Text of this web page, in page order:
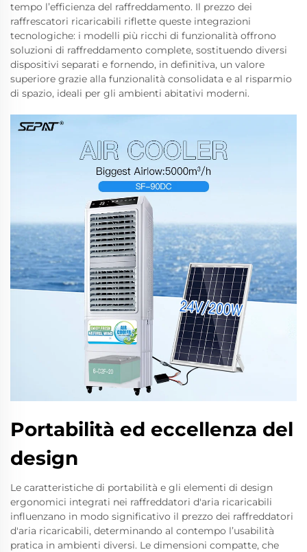
tempo l’efficienza del raffreddamento. Il prezzo dei
raffrescatori ricaricabili riflette queste integrazioni
tecnologiche: i modelli più ricchi di funzionalità offrono
soluzioni di raffreddamento complete, sostituendo diversi
dispositivi separati e fornendo, in definitiva, un valore
superiore grazie alla funzionalità consolidata e al risparmio
di spazio, ideali per gli ambienti abitativi moderni.
Portabilità ed eccellenza del
design
Le caratteristiche di portabilità e gli elementi di design
ergonomici integrati nei raffreddatori d'aria ricaricabili
influenzano in modo significativo il prezzo dei raffreddatori
d'aria ricaricabili, determinando al contempo l’usabilità
pratica in ambienti diversi. Le dimensioni compatte, che